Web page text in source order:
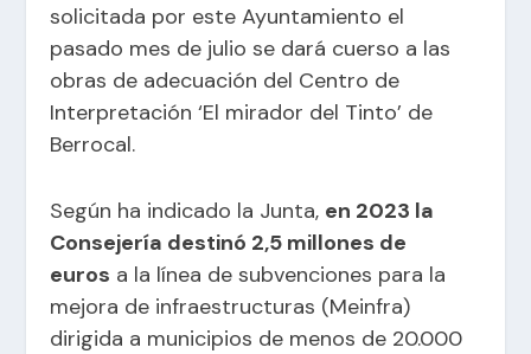
solicitada por este Ayuntamiento el
pasado mes de julio se dará cuerso a las
obras de adecuación del Centro de
Interpretación ‘El mirador del Tinto’ de
Berrocal.
Según ha indicado la Junta, en 2023 la
Consejería destinó 2,5 millones de
euros a la línea de subvenciones para la
mejora de infraestructuras (Meinfra)
dirigida a municipios de menos de 20.000